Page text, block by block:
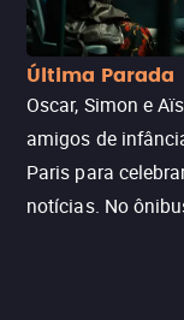
Última Parada
Oscar, Simon e
amigos de
Paris para
notícias. No